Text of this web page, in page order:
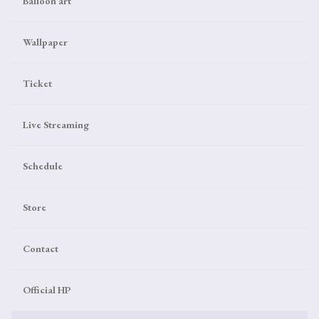
Wallpaper
Ticket
Live Streaming
Schedule
Store
Contact
Official HP